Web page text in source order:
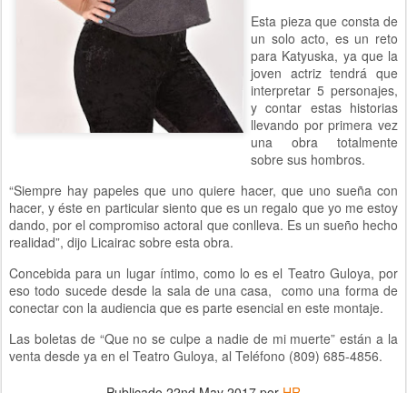
Esta pieza que consta de
un solo acto, es un reto
para Katyuska, ya que la
joven actriz tendrá que
interpretar 5 personajes,
y contar estas historias
llevando por primera vez
una obra totalmente
sobre sus hombros.
“Siempre hay papeles que uno quiere hacer, que uno sueña con
hacer, y éste en particular siento que es un regalo que yo me estoy
dando, por el compromiso actoral que conlleva. Es un sueño hecho
realidad”, dijo Licairac sobre esta obra.
Concebida para un lugar íntimo, como lo es el Teatro Guloya, por
eso todo sucede desde la sala de una casa, como una forma de
conectar con la audiencia que es parte esencial en este montaje.
Las boletas de “Que no se culpe a nadie de mi muerte” están a la
venta desde ya en el Teatro Guloya, al Teléfono (809) 685-4856.